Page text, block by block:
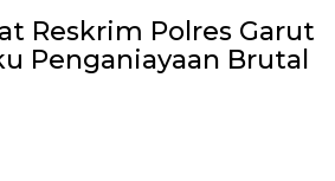
Reskrim Polres Garut
Penganiayaan Brutal